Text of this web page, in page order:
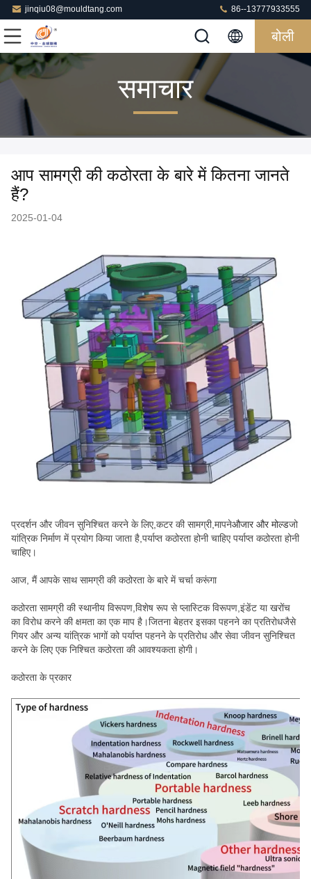
jinqiu08@mouldtang.com 86--13777933555
बोली
समाचार
आप सामग्री की कठोरता के बारे में कितना जानते
हैं?
2025-01-04
प्रदर्शन और जीवन सुनिश्चित करने के लिए,कटर की सामग्री,मापनेऔजार और मोल्डजो
यांत्रिक निर्माण में प्रयोग किया जाता है,पर्याप्त कठोरता होनी चाहिए पर्याप्त कठोरता होनी
चाहिए।
आज, मैं आपके साथ सामग्री की कठोरता के बारे में चर्चा करूंगा
कठोरता सामग्री की स्थानीय विरूपण,विशेष रूप से प्लास्टिक विरूपण,इंडेंट या खरोंच
का विरोध करने की क्षमता का एक माप है।जितना बेहतर इसका पहनने का प्रतिरोधजैसे
गियर और अन्य यांत्रिक भागों को पर्याप्त पहनने के प्रतिरोध और सेवा जीवन सुनिश्चित
करने के लिए एक निश्चित कठोरता की आवश्यकता होगी।
कठोरता के प्रकार